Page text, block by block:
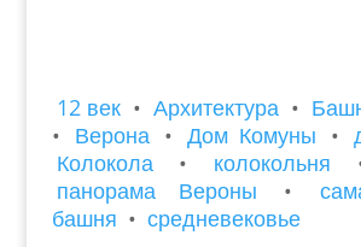
12 век • Архитектура •
• Верона • Дом Комуны •
Колокола
• колокольня
панорама Вероны
•
башня • средневековье